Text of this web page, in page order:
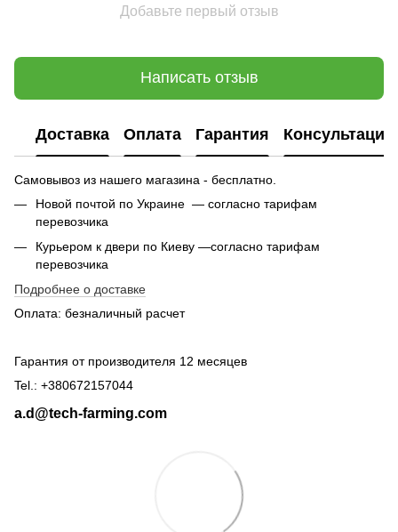
Добавьте первый отзыв
Написать отзыв
Доставка Оплата Гарантия Консультация
Самовывоз из нашего магазина - бесплатно.
Новой почтой по Украине — согласно тарифам
перевозчика
Курьером к двери по Киеву —согласно тарифам
перевозчика
Подробнее о доставке
Оплата: безналичный расчет
Гарантия от производителя 12 месяцев
Tel.: +380672157044
a.d@tech-farming.com